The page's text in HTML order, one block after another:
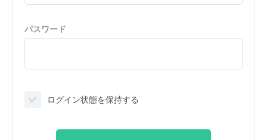
パスワード
ログイン状態を保持する